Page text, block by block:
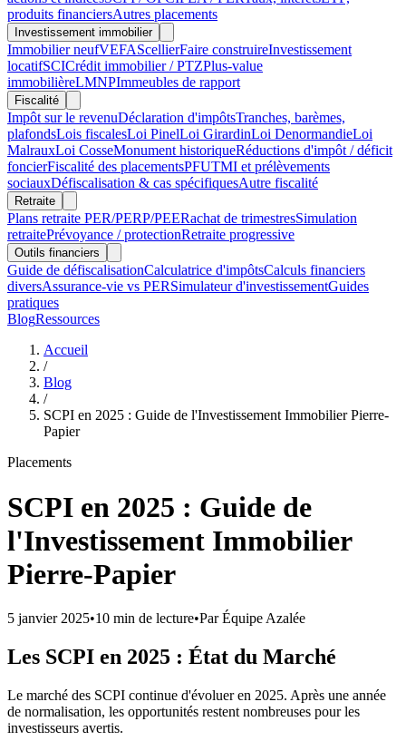
produits financiersAutres placements
Investissement immobilier
Immobilier neufVEFAScellierFaire construireInvestissement
locatifSCICrédit immobilier / PTZPlus-value
immobilièreLMNPImmeubles de rapport
Fiscalité
Impôt sur le revenuDéclaration d'impôtsTranches, barèmes,
plafondsLois fiscalesLoi PinelLoi GirardinLoi DenormandieLoi
MalrauxLoi CosseMonument historiqueRéductions d'impôt / déficit
foncierFiscalité des placementsPFUTMI et prélèvements
sociauxDéfiscalisation & cas spécifiquesAutre fiscalité
Retraite
Plans retraite PER/PERP/PEERachat de trimestresSimulation
retraitePrévoyance / protectionRetraite progressive
Outils financiers
Guide de défiscalisationCalculatrice d'impôtsCalculs financiers
diversAssurance-vie vs PERSimulateur d'investissementGuides
pratiques
BlogRessources
Accueil
/
Blog
/
SCPI en 2025 : Guide de l'Investissement Immobilier Pierre-
Papier
Placements
SCPI en 2025 : Guide de
l'Investissement Immobilier
Pierre-Papier
5 janvier 2025•10 min de lecture•ParÉquipe Azalée
Les SCPI en 2025 : État du Marché
Le marché des SCPI continue d'évoluer en 2025. Après une année
de normalisation, les opportunités restent nombreuses pour les
investisseurs avertis.